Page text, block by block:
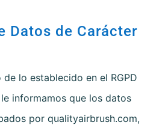
Datos de Carácter
lo establecido en el RGPD
informamos que los datos
por qualityairbrush.com,